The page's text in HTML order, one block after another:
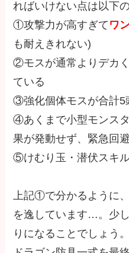
ればいけない点は以下
①攻撃力が高すぎて ワ
も耐えきれない)
②モスが通常よりデカ
ている
③強化個体モスが合計5
④あくまで小型モンス
果が発動せず、緊急回
⑤けむり玉・潜伏スキ
上記①で分かるように
を逸しています…。少
りになることでしょう